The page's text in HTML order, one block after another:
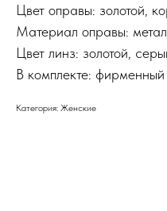
Цвет оправы: золотой,
Материал оправы:
Цвет линз: золотой,
В комплекте: фирменный
Категория: Женские